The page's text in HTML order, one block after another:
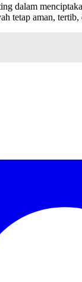
dalam
tetap aman,